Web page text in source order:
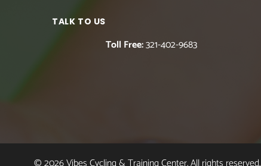
TALK TO US
Toll Free:321-402-9683